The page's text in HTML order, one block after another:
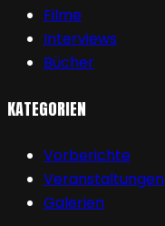
Filme
Interviews
Bücher
KATEGORIEN
Vorberichte
Veranstaltungen
Galerien